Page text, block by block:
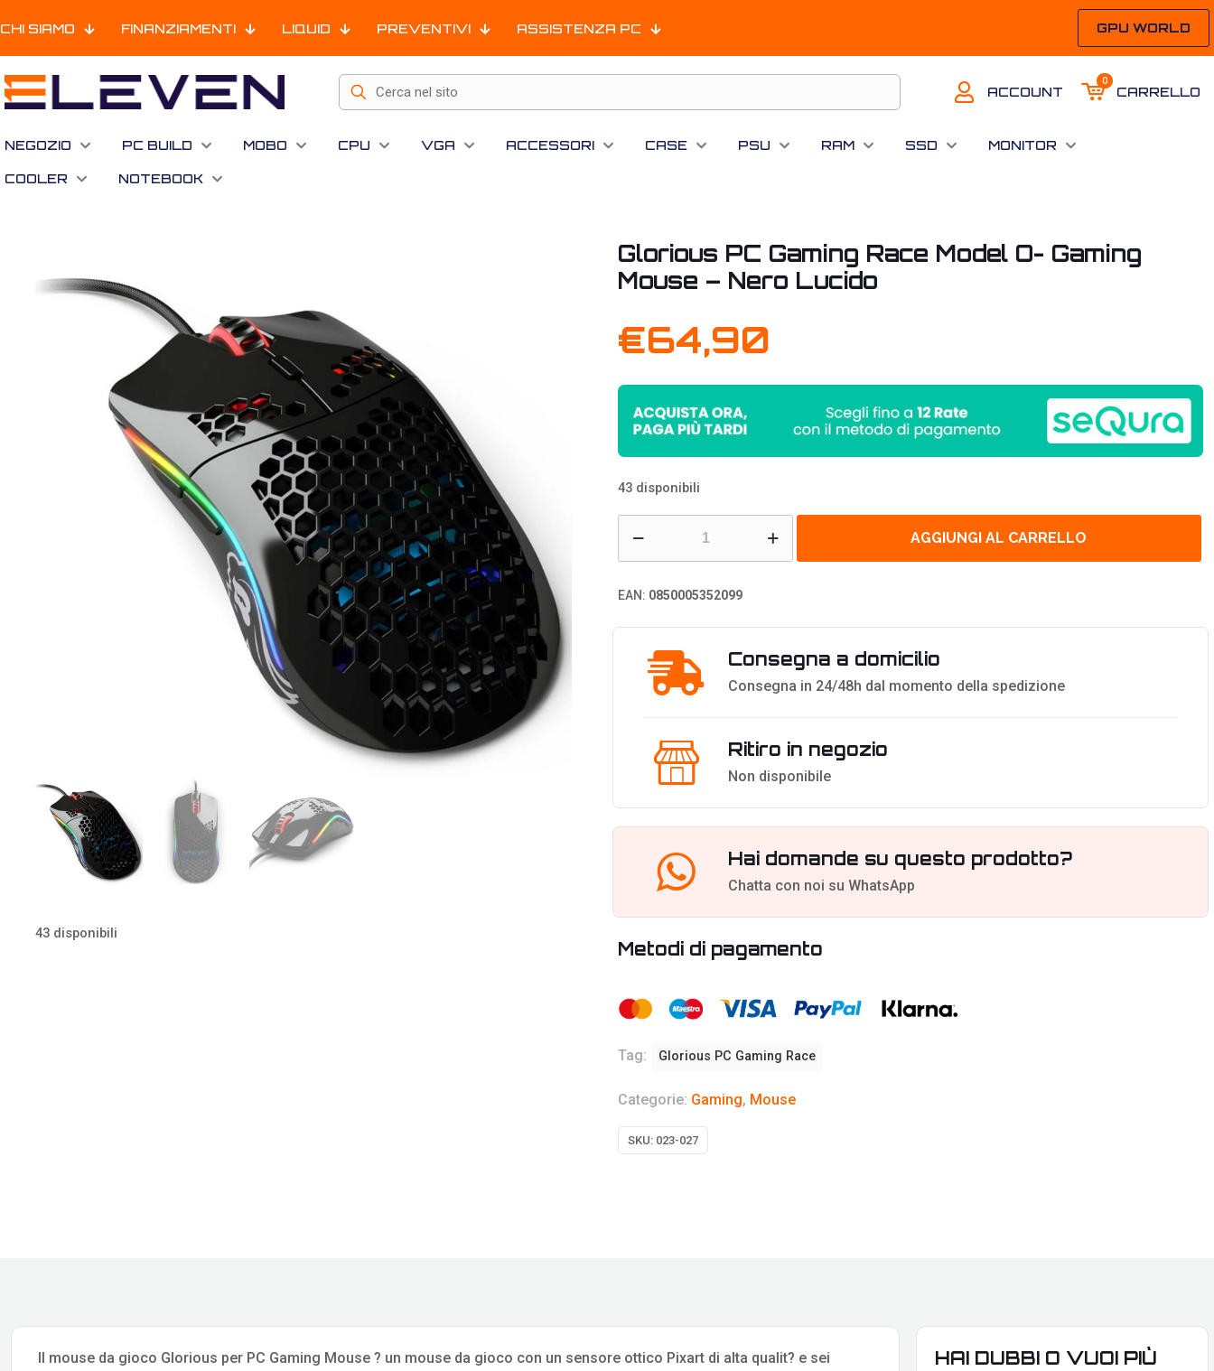
CHI SIAMO FINANZIAMENTI LIQUID PREVENTIVI ASSISTENZA PC GPU WORLD
ACCOUNT
0
CARRELLO
NEGOZIO PC BUILD MOBO CPU VGA ACCESSORI CASE PSU RAM SSD MONITOR
COOLER NOTEBOOK
43 disponibili
Glorious PC Gaming Race Model O- Gaming
Mouse – Nero Lucido
€64,90
43 disponibili
Race
Model
Gaming
Lucido
AGGIUNGI AL CARRELLO
EAN: 0850005352099
Consegna a domicilio
Consegna in 24/48h dal momento della spedizione
Ritiro in negozio
Non disponibile
Hai domande su questo prodotto?
Chatta con noi su WhatsApp
Metodi di pagamento
Tag: Glorious PC Gaming Race
Categorie: Gaming, Mouse
SKU: 023-027
Il mouse da gioco Glorious per PC Gaming Mouse ? un mouse da gioco con un sensore ottico Pixart di alta qualit? e sei
HAI DUBBI O VUOI PIÙ